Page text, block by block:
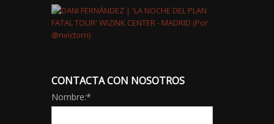
CONTACTA CON NOSOTROS
Nombre:*